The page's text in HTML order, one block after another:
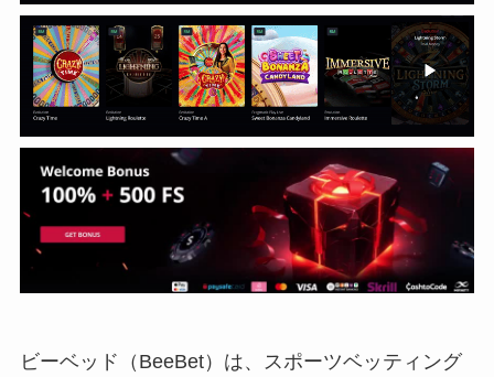
ビーベッド（BeeBet）は、スポーツベッティング